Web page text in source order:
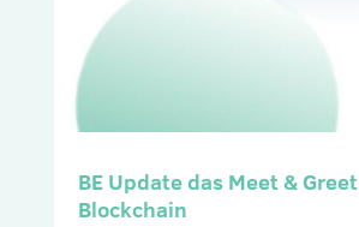
BE Update das Meet & Greet
Blockchain